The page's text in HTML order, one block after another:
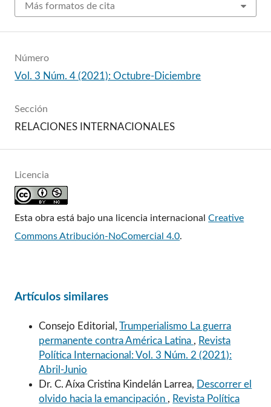
Más formatos de cita
Número
Vol. 3 Núm. 4 (2021): Octubre-Diciembre
Sección
RELACIONES INTERNACIONALES
Licencia
Esta obra está bajo una licencia internacionalCreative
Commons Atribución-NoComercial 4.0.
Artículos similares
Consejo Editorial,Trumperialismo La guerra
permanente contra América Latina , Revista
Política Internacional: Vol. 3 Núm. 2 (2021):
Abril-Junio
Dr. C. Aíxa Cristina Kindelán Larrea, Descorrer el
olvido hacia la emancipación , Revista Política